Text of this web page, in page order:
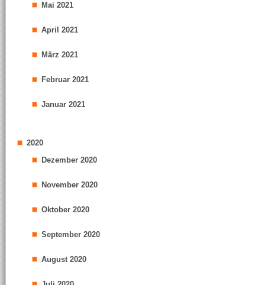
Mai 2021
April 2021
März 2021
Februar 2021
Januar 2021
2020
Dezember 2020
November 2020
Oktober 2020
September 2020
August 2020